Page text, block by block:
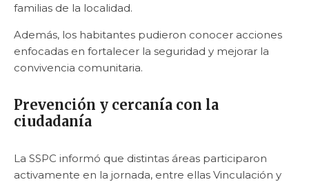
familias de la localidad.
Además, los habitantes pudieron conocer acciones
enfocadas en fortalecer la seguridad y mejorar la
convivencia comunitaria.
Prevención y cercanía con la
ciudadanía
La SSPC informó que distintas áreas participaron
activamente en la jornada, entre ellas Vinculación y